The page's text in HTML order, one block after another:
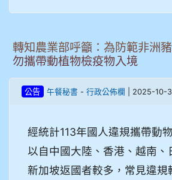
轉知農業部呼籲：為防範非洲
勿攜帶動植物檢疫物入境
公告 午餐秘書 - 行政公佈欄 | 2025-10-
經統計113年國人違規攜帶動
以自中國大陸、香港、越南、
新加坡返國者較多，常見違規